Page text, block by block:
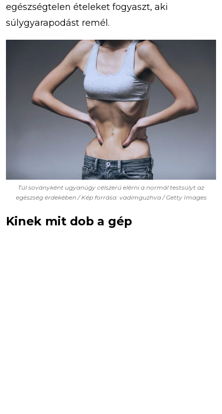
egészségtelen ételeket fogyaszt, aki
súlygyarapodást remél.
Túl soványként ugyanúgy célszerú elérni a normál testsúlyt az
egészség érdekében / Kép forrása: vadimguzhva / Getty Images
Kinek mit dob a gép